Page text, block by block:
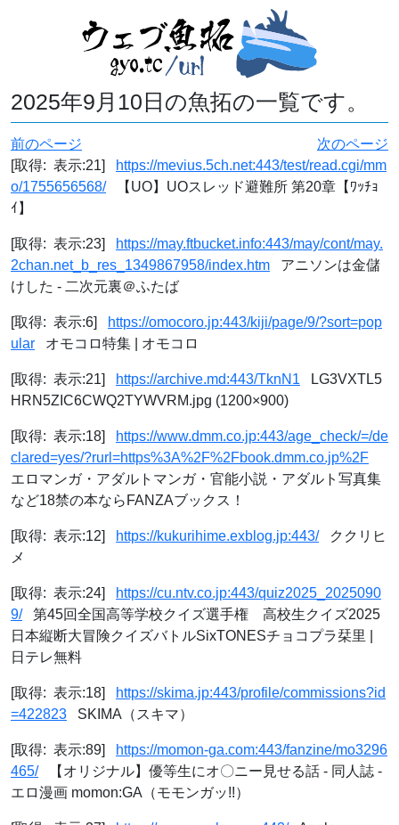
2025年9月10日の魚拓の一覧です。
前のページ
次のページ
[取得: 表示:21]
https://mevius.5ch.net:443/test/read.cgi/mm
o/1755656568/【UO】UOスレッド避難所 第20章【ﾜｯﾁｮ
ｲ】
[取得: 表示:23]
https://may.ftbucket.info:443/may/cont/may.
2chan.net_b_res_1349867958/index.htm アニソンは金儲
けした - 二次元裏＠ふたば
[取得: 表示:6]
https://omocoro.jp:443/kiji/page/9/?sort=pop
ular オモコロ特集 | オモコロ
[取得: 表示:21] https://archive.md:443/TknN1 LG3VXTL5
HRN5ZIC6CWQ2TYWVRM.jpg (1200×900)
[取得: 表示:18]
https://www.dmm.co.jp:443/age_check/=/de
clared=yes/?rurl=https%3A%2F%2Fbook.dmm.co.jp%2F
エロマンガ・アダルトマンガ・官能小説・アダルト写真集
など18禁の本ならFANZAブックス！
[取得: 表示:12] https://kukurihime.exblog.jp:443/ククリヒ
メ
[取得: 表示:24]
https://cu.ntv.co.jp:443/quiz2025_2025090
9/第45回全国高等学校クイズ選手権 高校生クイズ2025
日本縦断大冒険クイズバトルSixTONESチョコプラ栞里 |
日テレ無料
[取得: 表示:18]
https://skima.jp:443/profile/commissions?id
=422823 SKIMA（スキマ）
[取得: 表示:89]
https://momon-ga.com:443/fanzine/mo3296
465/【オリジナル】優等生にオ〇ニー見せる話 - 同人誌 -
エロ漫画 momon:GA（モモンガッ!!）